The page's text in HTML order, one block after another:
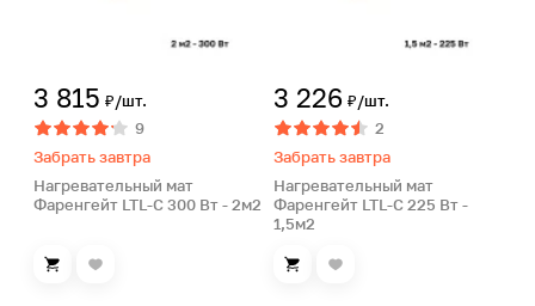
3 815 ₽/шт.
9
Забрать завтра
Нагревательный мат
Фаренгейт LTL-C 300 Вт - 2м2
3 226 ₽/шт.
2
Забрать завтра
Нагревательный мат
Фаренгейт LTL-C 225 Вт -
1,5м2